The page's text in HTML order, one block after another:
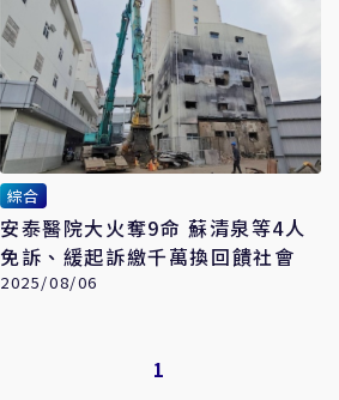
綜合
安泰醫院大火奪9命 蘇清泉等4人
免訴、緩起訴繳千萬換回饋社會
2025/08/06
1